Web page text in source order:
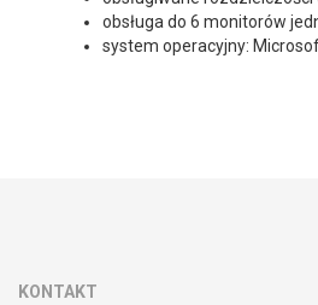
obsługa do 6 monitorów
system operacyjny:
KONTAKT